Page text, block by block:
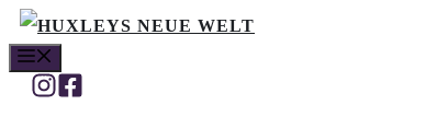
Zum
Inhalt
springen